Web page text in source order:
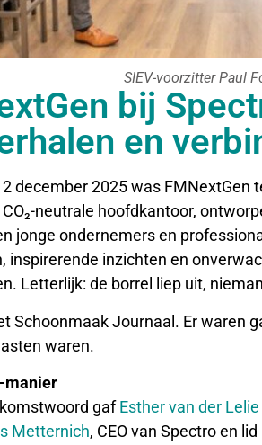
SIEV-voorzitter Paul
bij
en
2 december 2025 was FMNextGen
neutrale hoofdkantoor,
jonge ondernemers en
inspirerende inzichten en
Letterlijk: de borrel liep uit,
Schoonmaak Journaal. Er waren
waren.
manier
gafEsther van der Lelie
Metternich, CEO van Spectro en